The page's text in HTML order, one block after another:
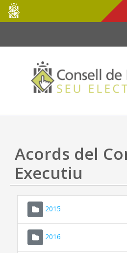
Salta al contingut principal
Consell
de
Mallorca
Acords del
Executiu
2015
2016